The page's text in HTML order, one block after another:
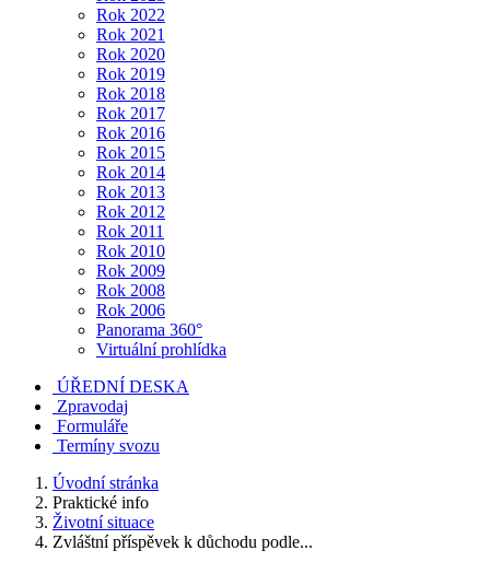
Rok 2022
Rok 2021
Rok 2020
Rok 2019
Rok 2018
Rok 2017
Rok 2016
Rok 2015
Rok 2014
Rok 2013
Rok 2012
Rok 2011
Rok 2010
Rok 2009
Rok 2008
Rok 2006
Panorama 360°
Virtuální prohlídka
ÚŘEDNÍ DESKA
Zpravodaj
Formuláře
Termíny svozu
Úvodní stránka
Praktické info
Životní situace
Zvláštní příspěvek k důchodu podle...